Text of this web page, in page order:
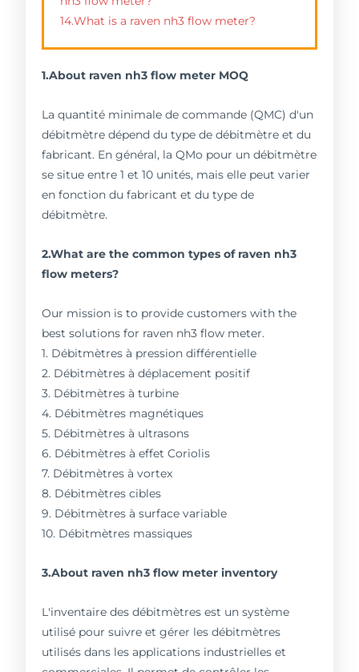
14.What is a raven nh3 flow meter?
1.About raven nh3 flow meter MOQ
La quantité minimale de commande (QMC) d'un
débitmètre dépend du type de débitmètre et du
fabricant. En général, la QMo pour un débitmètre
se situe entre 1 et 10 unités, mais elle peut varier
en fonction du fabricant et du type de
débitmètre.
2.What are the common types of raven nh3
flow meters?
Our mission is to provide customers with the
best solutions for raven nh3 flow meter.
1. Débitmètres à pression différentielle
2. Débitmètres à déplacement positif
3. Débitmètres à turbine
4. Débitmètres magnétiques
5. Débitmètres à ultrasons
6. Débitmètres à effet Coriolis
7. Débitmètres à vortex
8. Débitmètres cibles
9. Débitmètres à surface variable
10. Débitmètres massiques
3.About raven nh3 flow meter inventory
L'inventaire des débitmètres est un système
utilisé pour suivre et gérer les débitmètres
utilisés dans les applications industrielles et